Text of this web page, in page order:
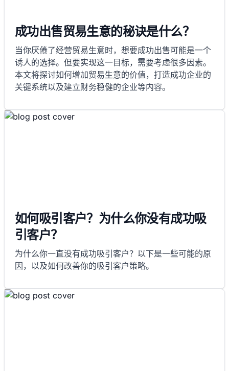
成功出售贸易生意的秘诀是什么？
当你厌倦了经营贸易生意时，想要成功出售可能是一个
诱人的选择。但要实现这一目标，需要考虑很多因素。
本文将探讨如何增加贸易生意的价值，打造成功企业的
关键系统以及建立财务稳健的企业等内容。
如何吸引客户？为什么你没有成功吸
引客户？
为什么你一直没有成功吸引客户？以下是一些可能的原
因，以及如何改善你的吸引客户策略。